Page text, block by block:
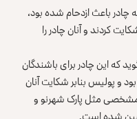
باعث ازدحام شده بود،
کردند و آنان چادر را
این چادر برای باشندگان
و پولیس بنابر شکایت آنان
مشخصی مثل پارک شهرنو و